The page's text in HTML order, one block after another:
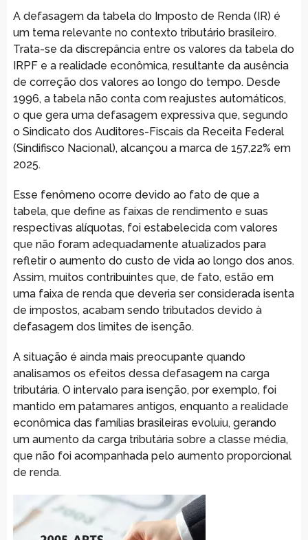
A defasagem da tabela do Imposto de Renda (IR) é
um tema relevante no contexto tributário brasileiro.
Trata-se da discrepância entre os valores da tabela do
IRPF e a realidade econômica, resultante da ausência
de correção dos valores ao longo do tempo. Desde
1996, a tabela não conta com reajustes automáticos,
o que gera uma defasagem expressiva que, segundo
o Sindicato dos Auditores-Fiscais da Receita Federal
(Sindifisco Nacional), alcançou a marca de 157,22% em
2025.
Esse fenômeno ocorre devido ao fato de que a
tabela, que define as faixas de rendimento e suas
respectivas alíquotas, foi estabelecida com valores
que não foram adequadamente atualizados para
refletir o aumento do custo de vida ao longo dos anos.
Assim, muitos contribuintes que, de fato, estão em
uma faixa de renda que deveria ser considerada isenta
de impostos, acabam sendo tributados devido à
defasagem dos limites de isenção.
A situação é ainda mais preocupante quando
analisamos os efeitos dessa defasagem na carga
tributária. O intervalo para isenção, por exemplo, foi
mantido em patamares antigos, enquanto a realidade
econômica das famílias brasileiras evoluiu, gerando
um aumento da carga tributária sobre a classe média,
que não foi acompanhada pelo aumento proporcional
de renda.